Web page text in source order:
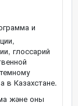
и
глоссарий
в Казахстане.
және оны